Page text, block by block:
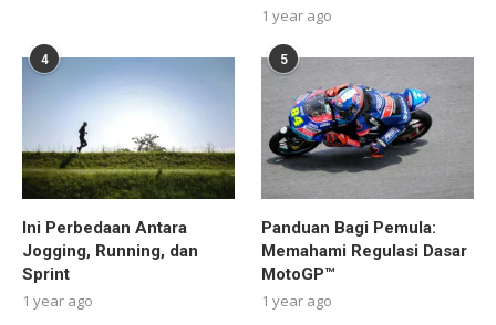
1 year ago
4
Ini Perbedaan Antara
Jogging, Running, dan
Sprint
1 year ago
5
Panduan Bagi Pemula:
Memahami Regulasi Dasar
MotoGP™
1 year ago